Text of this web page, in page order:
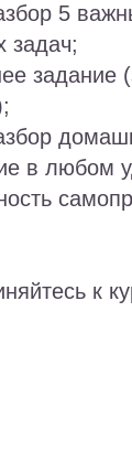
5
задач;
задание
в любом
к